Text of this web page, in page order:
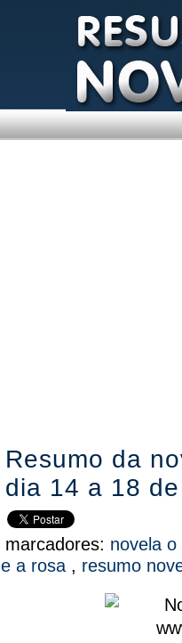
Resumo da
dia 14 a 18
marcadores: novela
e a rosa , resumo